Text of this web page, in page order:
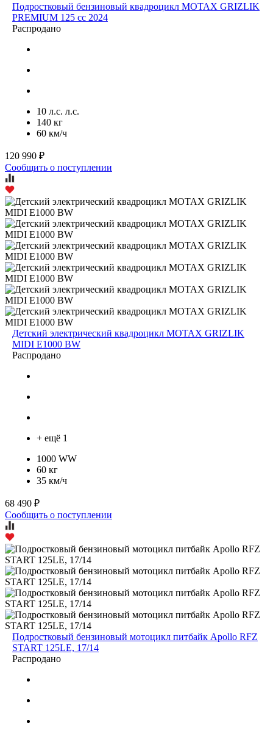
Подростковый бензиновый квадроцикл MOTAX GRIZLIK
PREMIUM 125 cc 2024
Распродано
10 л.с. л.с.
140 кг
60 км/ч
120 990 ₽
Сообщить о поступлении
Детский электрический квадроцикл MOTAX GRIZLIK
MIDI E1000 BW
Распродано
+ ещё 1
1000 WW
60 кг
35 км/ч
68 490 ₽
Сообщить о поступлении
Подростковый бензиновый мотоцикл питбайк Apollo RFZ
START 125LE, 17/14
Распродано